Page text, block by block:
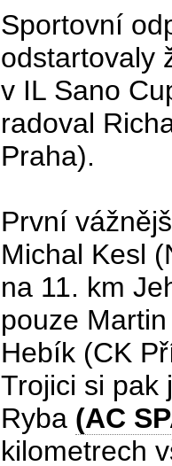
Sportovní
odstartovaly
v IL Sano
radoval
Praha).
První
Michal Kesl
na 11. km
pouze
Hebík (CK
Trojici si pak
Ryba (AC
kilometrech